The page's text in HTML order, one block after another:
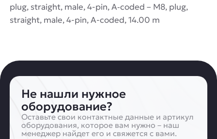
plug, straight, male, 4-pin, A‑coded – M8, plug,
straight, male, 4-pin, A-coded, 14.00 m
Не нашли нужное
оборудование?
Оставьте свои контактные данные и артикул
оборудования, которое вам нужно – наш
менеджер найдет его и свяжется с вами.